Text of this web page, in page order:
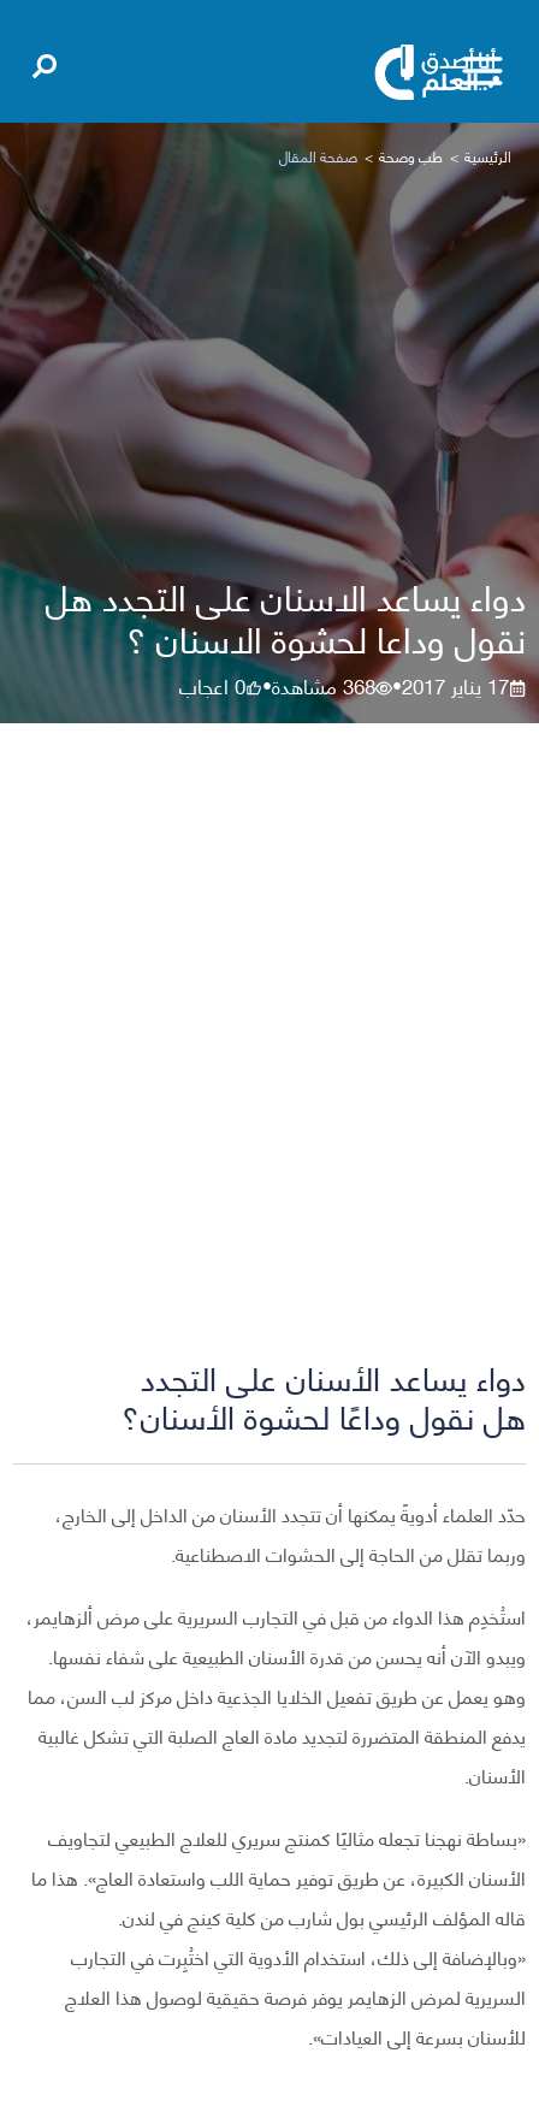
الرئيسية طب وصحة صفحة المقال
دواء يساعد الاسنان على التجدد هل
نقول وداعا لحشوة الاسنان ؟
17 يناير 2017 •
368مشاهدة•
0اعجاب
دواء يساعد الأسنان على التجدد
هل نقول وداعًا لحشوة الأسنان؟
حدّد العلماء أدويةً يمكنها أن تتجدد الأسنان من الداخل إلى الخارج،
وربما تقلل من الحاجة إلى الحشوات الاصطناعية.
استُخدِم هذا الدواء من قبل في التجارب السريرية على مرض ألزهايمر،
ويبدو الآن أنه يحسن من قدرة الأسنان الطبيعية على شفاء نفسها.
وهو يعمل عن طريق تفعيل الخلايا الجذعية داخل مركز لب السن، مما
يدفع المنطقة المتضررة لتجديد مادة العاج الصلبة التي تشكل غالبية
الأسنان.
«بساطة نهجنا تجعله مثاليًا كمنتج سريري للعلاج الطبيعي لتجاويف
الأسنان الكبيرة، عن طريق توفير حماية اللب واستعادة العاج». هذا ما
قاله المؤلف الرئيسي بول شارب من كلية كينج في لندن.
«وبالإضافة إلى ذلك، استخدام الأدوية التي اختُبِرت في التجارب
السريرية لمرض الزهايمر يوفر فرصة حقيقية لوصول هذا العلاج
للأسنان بسرعة إلى العيادات».